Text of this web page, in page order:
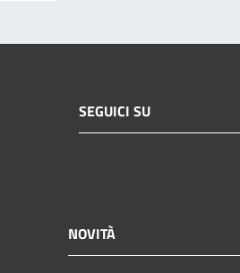
SEGUICI SU
NOVITÀ